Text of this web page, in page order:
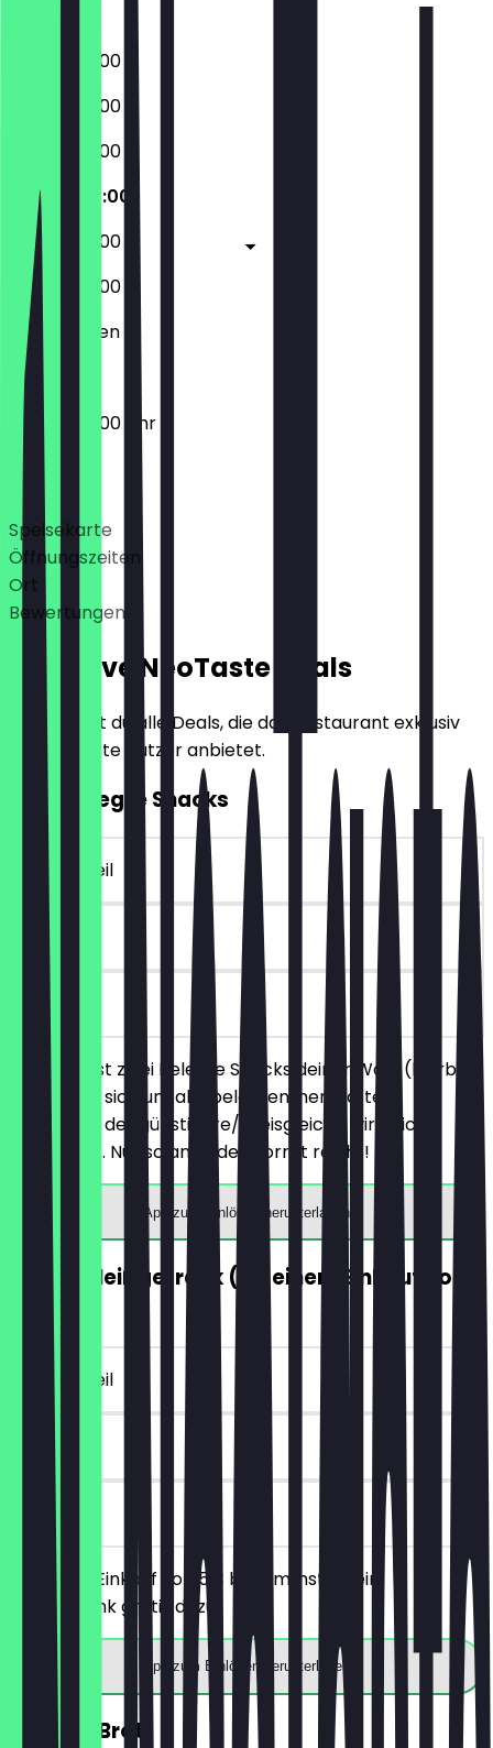
07:00 - 20:00
07:00 - 20:00
07:00 - 20:00
07:00 - 20:00
07:00 - 20:00
07:00 - 20:00
Geschlossen
07:00 - 20:00 Uhr
Deals
Speisekarte
Öffnungszeiten
Ort
Bewertungen
Exklusive NeoTaste Deals
Hier findest du alle Deals, die das Restaurant exklusiv
für NeoTaste Nutzer anbietet.
2für1 Belegte Snacks
~4 € Vorteil
30 Tage
vor Ort
Du bestellst zwei Belegte Snacks deiner Wahl (hierbei
handelt es sich um alle belegten, herzhaften
Produkte), der günstigere/preisgleiche wird nicht
berechnet. Nur solange der Vorrat reicht!
App zum Einlösen herunterladen
GRATIS Heißgetränk (ab einem Einkauf von
~4 € Vorteil
7 Tage
vor Ort
Ab einem Einkauf von 5€ bekommst du ein
Heißgetränk gratis dazu.
App zum Einlösen herunterladen
30% auf Brot